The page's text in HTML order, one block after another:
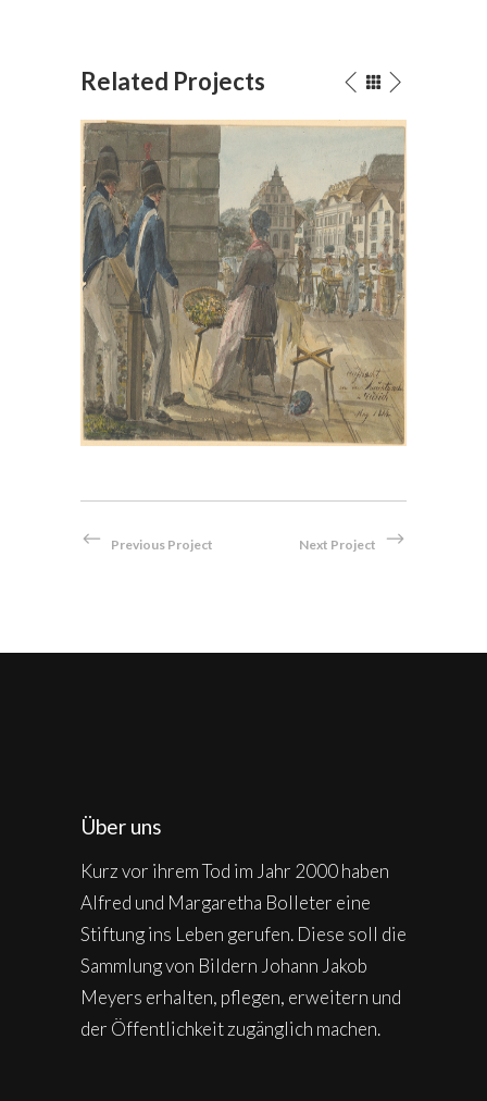
Related Projects
Bei der Hauptwache in Zürich,
1814
Aquarell
Previous Project Next Project
Über uns
Kurz vor ihrem Tod im Jahr 2000 haben
Alfred und Margaretha Bolleter eine
Stiftung ins Leben gerufen. Diese soll die
Sammlung von Bildern Johann Jakob
Meyers erhalten, pflegen, erweitern und
der Öffentlichkeit zugänglich machen.